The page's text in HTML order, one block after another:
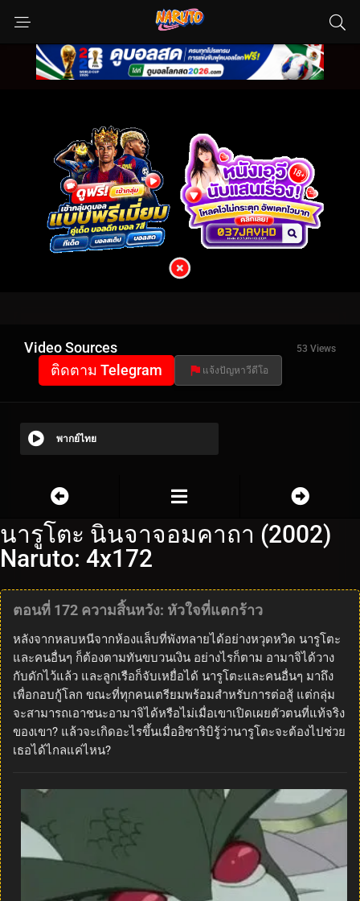
Video Sources 53 Views
ติดตาม Telegram แจ้งปัญหาวีดีโอ
พากย์ไทย
นารูโตะ นินจาจอมคาถา (2002)
Naruto: 4x172
ตอนที่ 172 ความสิ้นหวัง: หัวใจที่แตกร้าว
หลังจากหลบหนีจากห้องแล็บที่พังทลายได้อย่างหวุดหวิด นารูโตะ
และคนอื่นๆ ก็ต้องตามทันขบวนเงิน อย่างไรก็ตาม อามาจิได้วาง
กับดักไว้แล้ว และลูกเรือก็จับเหยื่อได้ นารูโตะและคนอื่นๆ มาถึง
เพื่อกอบกู้โลก ขณะที่ทุกคนเตรียมพร้อมสำหรับการต่อสู้ แต่กลุ่ม
จะสามารถเอาชนะอามาจิได้หรือไม่เมื่อเขาเปิดเผยตัวตนที่แท้จริง
ของเขา? แล้วจะเกิดอะไรขึ้นเมื่ออิซาริบิรู้ว่านารูโตะจะต้องไปช่วย
เธอได้ไกลแค่ไหน?